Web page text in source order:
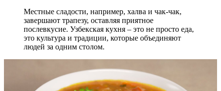
Местные сладости, например, халва и чак-чак,
завершают трапезу, оставляя приятное
послевкусие. Узбекская кухня – это не просто еда,
это культура и традиции, которые объединяют
людей за одним столом.